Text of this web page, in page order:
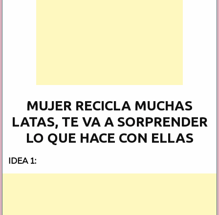
MUJER RECICLA MUCHAS
LATAS, TE VA A SORPRENDER
LO QUE HACE CON ELLAS
IDEA 1: